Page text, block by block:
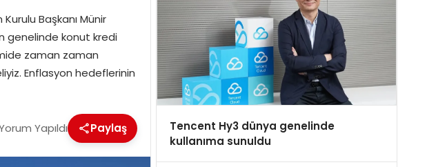
Başkanı Münir
genelinde konut kredi
zaman zaman
Enflasyon hedeflerinin
Yapıldı Paylaş
Tencent Hy3 dünya genelinde
kullanıma sunuldu